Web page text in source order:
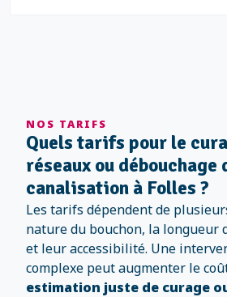
NOS TARIFS
Quels tarifs pour le
réseaux ou débouchage
canalisation à Folles ?
Les tarifs dépendent de
nature du bouchon, la longueur
et leur accessibilité. Une
complexe peut augmenter le
estimation juste de curage